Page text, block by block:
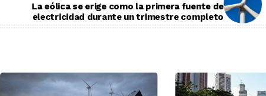
La eólica se erige como la primera fuente de
electricidad durante un trimestre completo